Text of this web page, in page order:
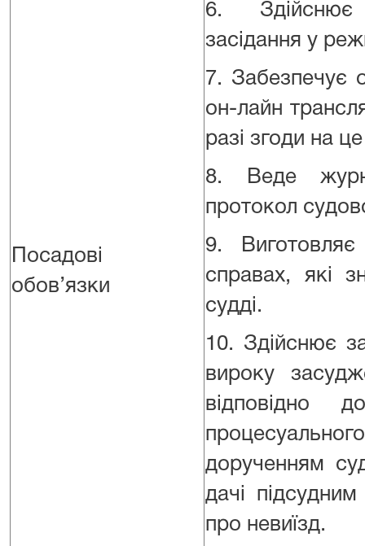
Посадові
обов’язки
6. Здійснює
засідання у
7. Забезпечує
он-лайн
разі згоди на
8. Веде
протокол
9.
справах, які
судді.
10. Здійснює
вироку
відповідно
дорученням
дачі
про невиїзд.